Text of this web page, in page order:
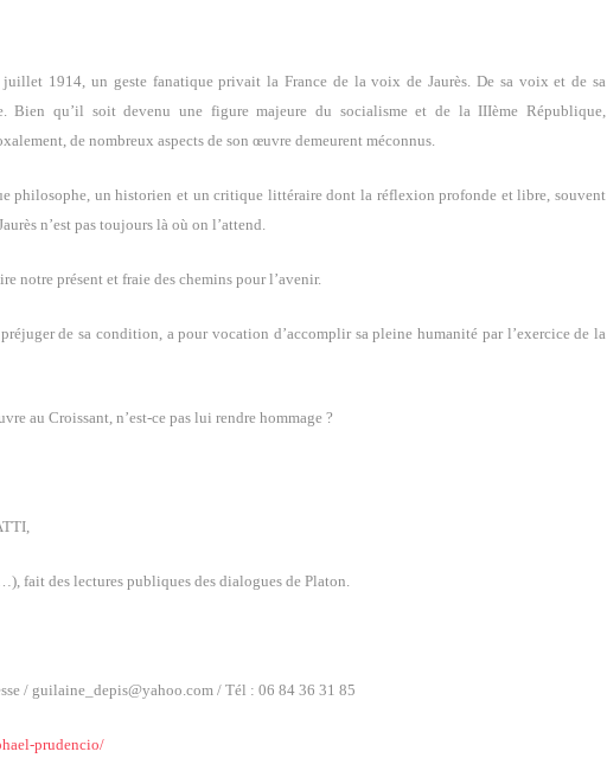
1914, un geste fanatique privait la France de la voix de Jaurès. De sa voix et de sa
Bien qu’il soit devenu une figure majeure du socialisme et de la IIIème République,
de nombreux aspects de son œuvre demeurent méconnus.
philosophe, un historien et un critique littéraire dont la réflexion profonde et libre, souvent
n’est pas toujours là où on l’attend.
notre présent et fraie des chemins pour l’avenir.
de sa condition, a pour vocation d’accomplir sa pleine humanité par l’exercice de la
au Croissant, n’est-ce pas lui rendre hommage ?
fait des lectures publiques des dialogues de Platon.
/ guilaine_depis@yahoo.com / Tél : 06 84 36 31 85
prudencio/